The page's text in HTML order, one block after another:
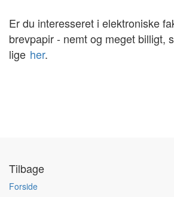
Er du interesseret i elektroniske
brevpapir - nemt og meget billigt,
lige her.
Tilbage
Forside